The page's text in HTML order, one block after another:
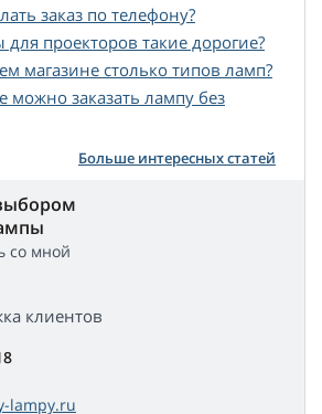
заказ по телефону?
проекторов такие дорогие?
магазине столько типов ламп?
можно заказать лампу без
Больше интересных статей
со мной
клиентов
lampy.ru